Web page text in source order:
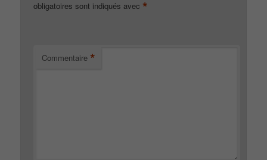
obligatoires sont indiqués avec *
Commentaire *